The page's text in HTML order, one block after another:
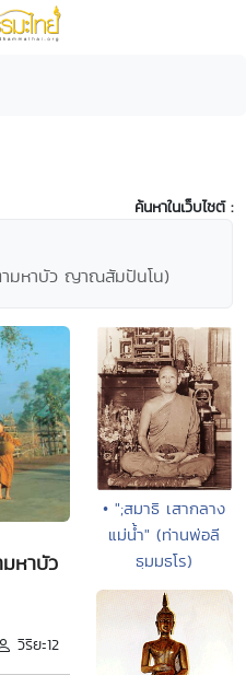
ค้นหาในเว็บไซต์ :
มหาบัว ญาณสัมปันโน)
หาบัว
วิริยะ12
• ";สมาธิ เสากลาง
แม่น้ำ" (ท่านพ่อลี
ธฺมมธโร)